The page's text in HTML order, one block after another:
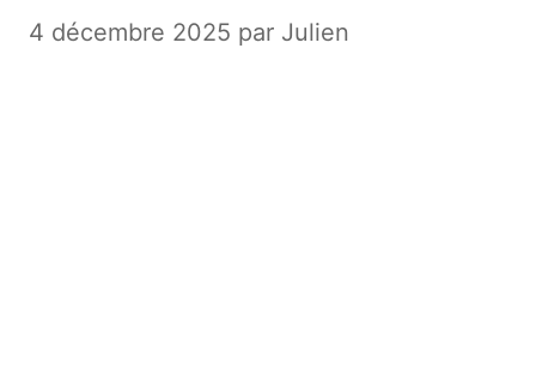
4 décembre 2025 par Julien